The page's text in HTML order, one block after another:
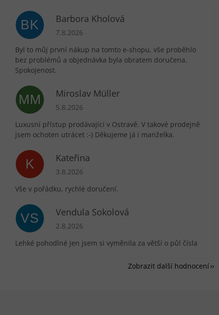
BK Barbora Kholová
Hodnocení obchodu je 5 z 5 hvězdiček.
7.8.2026
Byl to můj první nákup na tomto e-shopu, vše proběhlo
bez problémů a objednávka byla obratem doručena.
Spokojenost.
MM Miroslav Müller
Hodnocení obchodu je 5 z 5 hvězdiček.
5.8.2026
Luxusní přístup prodávající v Ostravě. V takové prodejně
jsem ochoten utrácet :-) Děkujeme já i manželka.
K Kateřina
Hodnocení obchodu je 5 z 5 hvězdiček.
3.8.2026
Vše v pořádku, rychlé doručení.
VS Vendula Sokolová
Hodnocení obchodu je 5 z 5 hvězdiček.
2.8.2026
Lehké pohodlné jen jsem si vyměnila za větší o půl čísla
Zobrazit další hodnocení